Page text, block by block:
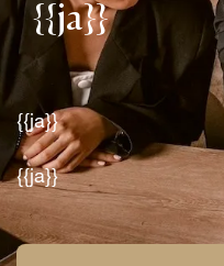
{{ja}}
{{ja}}
{{ja}}